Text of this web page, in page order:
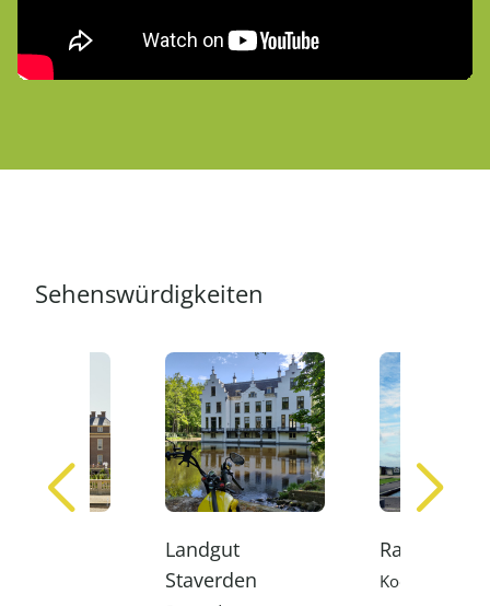
Sehenswürdigkeiten
Landgut
Staverden
Radio
Kootwijk